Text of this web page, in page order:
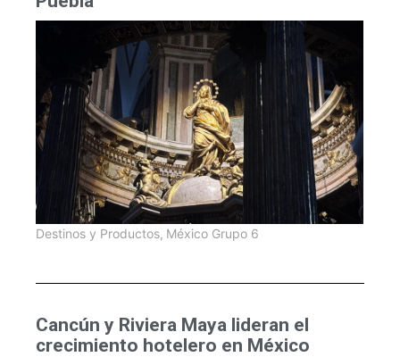
Destinos y Productos, México Grupo 6
Cancún y Riviera Maya lideran el
crecimiento hotelero en México